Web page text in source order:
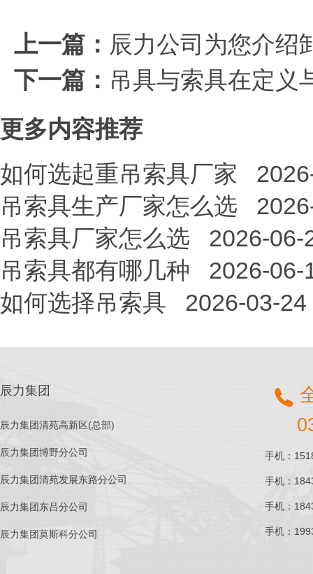
上一篇： 辰力公司为您介绍
下一篇： 吊具与索具在定义
更多内容推荐
如何选起重吊索具厂家
吊索具生产厂家怎么选
吊索具厂家怎么选
2026-06-
吊索具都有哪几种
2026-06-
如何选择吊索具
2026-03-24
辰力集团
辰力集团清苑高新区(总部)
辰力集团博野分公司
辰力集团清苑发展东路分公司
辰力集团东吕分公司
辰力集团莫斯科分公司
手机：
手机：
手机：
手机：